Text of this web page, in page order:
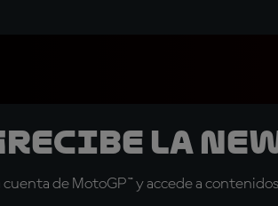
la
cuenta de MotoGP™ y accede a